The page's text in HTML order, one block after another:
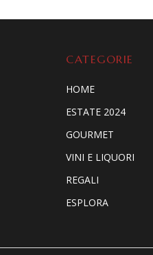
CATEGORIE
HOME
ESTATE 2024
GOURMET
VINI E LIQUORI
REGALI
ESPLORA